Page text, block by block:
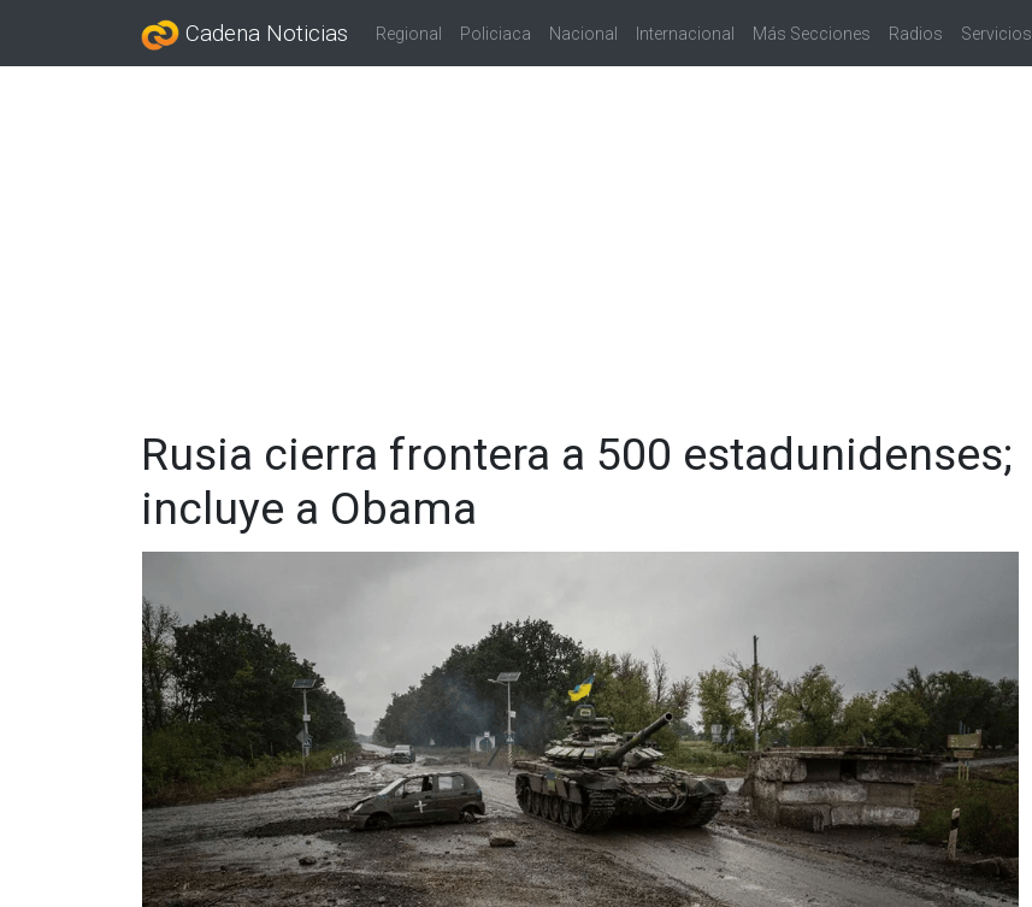
Cadena Noticias Regional Policiaca Nacional Internacional Más Secciones Radios Servicios
Rusia cierra frontera a 500 estadunidenses;
incluye a Obama